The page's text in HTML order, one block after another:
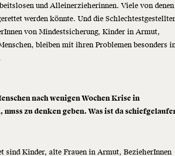
und Alleinerzieherinnen. Viele von denen
werden könnte. Und die
von Mindestsicherung, Kinder in Armut,
bleiben mit ihren Problemen besonders
nach wenigen Wochen Krise in
zu denken geben. Was ist da
sind Kinder, alte Frauen in Armut, BezieherInnen